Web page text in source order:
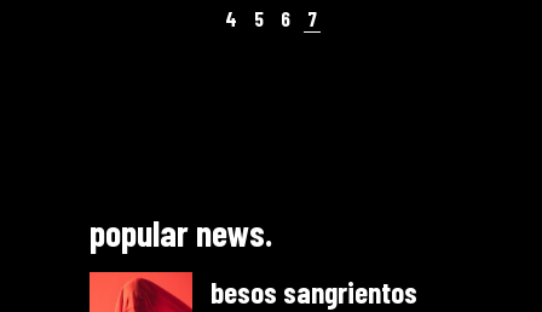
4 5 6 7
popular news.
besos sangrientos